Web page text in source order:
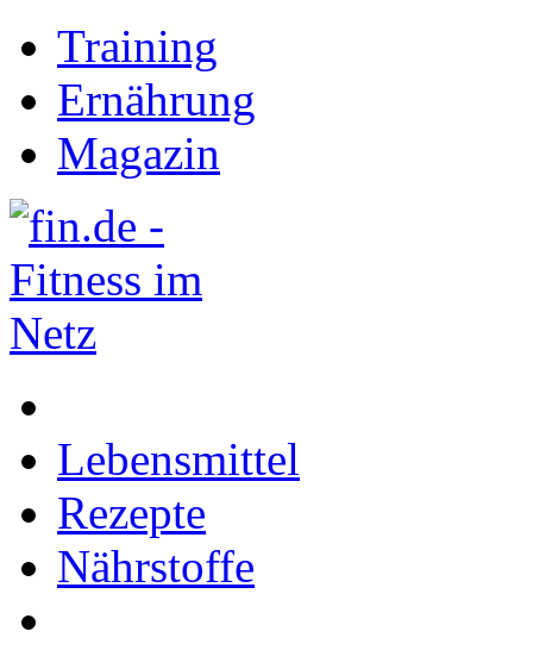
Training
Ernährung
Magazin
Lebensmittel
Rezepte
Nährstoffe